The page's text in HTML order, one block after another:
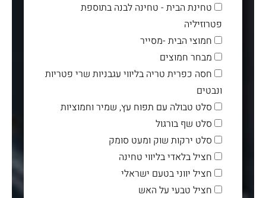
טחינת הבית - טחינה לבנה בתוספת
פטרוזיליה
חמוצי הבית -מסייר
מבחר חמוצים
חסה כפרית טריה בליווי עגבניות שרי פטריות
ונבטים
סלט טבולה עם תפוח עץ, שמיר וחמוציות
סלט שף בורגול
סלט ירקות שוק ומעט סומק
חציל בלאדי בליווי טחינה
חציל יווני בטעם ישראלי
חציל טבעי על האש